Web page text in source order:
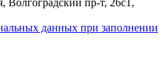
Волгоградский пр-т, 26с1,
данных при заполнении